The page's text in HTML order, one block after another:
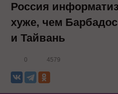
Россия
хуже, чем
и Тайвань
0 4579